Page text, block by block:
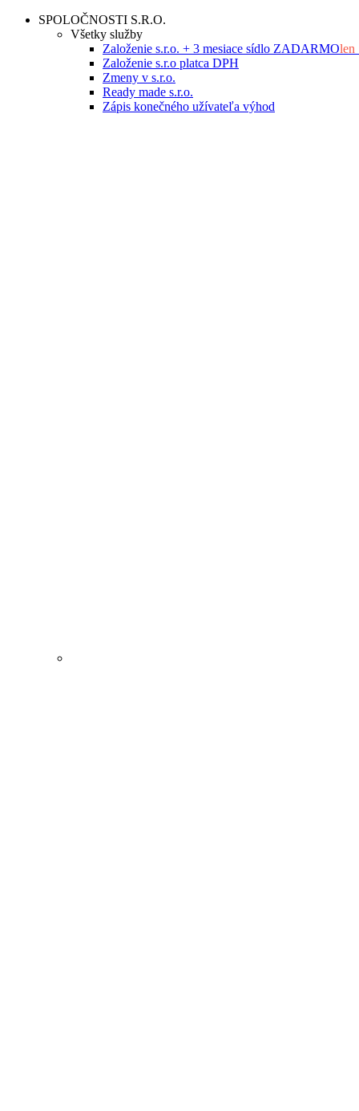
Skip
SPOLOČNOSTI S.R.O.
Všetky služby
Založenie s.r.o. + 3 mesiace sídlo ZADARMOlen
Založenie s.r.o platca DPH
Zmeny v s.r.o.
Ready made s.r.o.
Zápis konečného užívateľa výhod